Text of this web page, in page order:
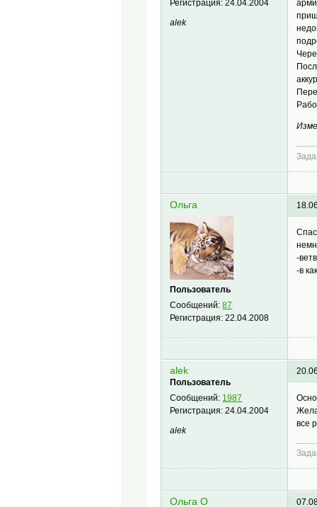
Регистрация:24.04.2004
alek
Ольга
Пользователь
Сообщений:87
Регистрация:22.04.2008
-
-в
alek
Пользователь
Сообщений: 1987
Регистрация:24.04.2004
alek
все
Ольга О